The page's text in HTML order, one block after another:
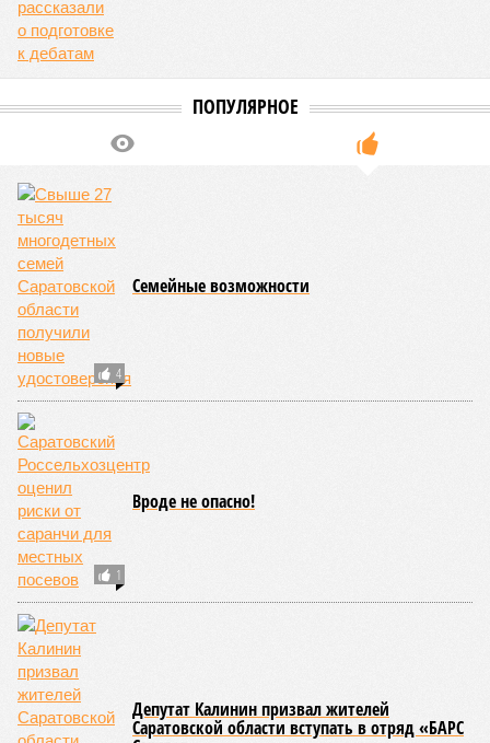
продажу алкоголя. Эксперты считают, что дальнейшее
снижение уровня киберпреступности и других угроз в
цифровой среде возможно только при объединении усилий
государства, бизнеса, экспертного сообщества и
общественных институтов. Существенную роль в этом
цифровой грамотности населения и последовательное
десантных войск
Версия //Общество //В Саратовской консерватории прошел концерт
Отечества»
В Саратовской консерватории прошел концерт для
подопечных фондов «Александр Невский» и
«Защитники Отечества»
С верой и надеждой